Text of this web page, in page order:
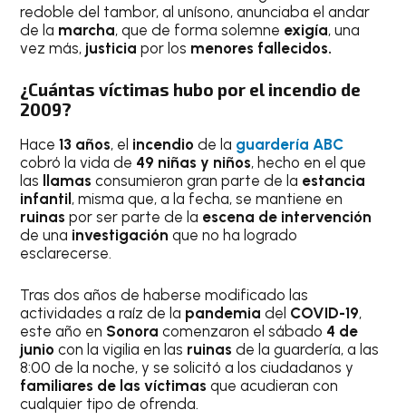
redoble del tambor, al unísono, anunciaba el andar
de la marcha, que de forma solemne exigía, una
vez más, justicia por los menores fallecidos.
¿Cuántas víctimas hubo por el incendio de
2009?
Hace13 años, el incendio de la guardería ABC
cobró la vida de 49 niñas y niños, hecho en el que
las
llamas consumieron gran parte de la estancia
infantil , misma que, a la fecha, se mantiene en
ruinas por ser parte de la escena de intervención
de una investigación que no ha logrado
esclarecerse.
Tras dos años de haberse modificado las
actividades a raíz de la pandemia del COVID-19,
este año en Sonora comenzaron el sábado 4 de
junio con la vigilia en las ruinas de la guardería, a las
8:00 de la noche, y se solicitó a los ciudadanos y
familiares de las víctimas que acudieran con
cualquier tipo de ofrenda.